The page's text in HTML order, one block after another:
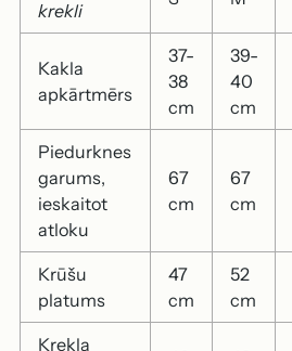
krekli
Kakla
apkārtmērs
37-
38
cm
39-
40
cm
Piedurknes
garums,
ieskaitot
atloku
67
cm
67
cm
Krūšu
platums
47
cm
52
cm
Krekla